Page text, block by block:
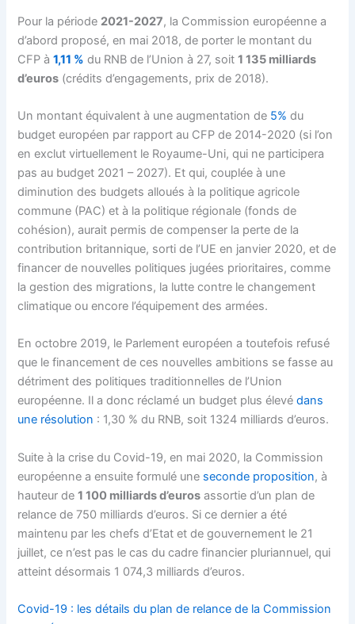
Pour la période 2021-2027, la Commission européenne a
d’abord proposé, en mai 2018, de porter le montant du
CFP à1,11 % du RNB de l’Union à 27, soit1 135 milliards
d’euros (crédits d’engagements, prix de 2018).
Un montant équivalent à une augmentation de 5% du
budget européen par rapport au CFP de 2014-2020 (si l’on
en exclut virtuellement le Royaume-Uni, qui ne participera
pas au budget 2021 – 2027). Et qui, couplée à une
diminution des budgets alloués à la politique agricole
commune (PAC) et à la politique régionale (fonds de
cohésion), aurait permis de compenser la perte de la
contribution britannique, sorti de l’UE en janvier 2020, et de
financer de nouvelles politiques jugées prioritaires, comme
la gestion des migrations, la lutte contre le changement
climatique ou encore l’équipement des armées.
En octobre 2019, le Parlement européen a toutefois refusé
que le financement de ces nouvelles ambitions se fasse au
détriment des politiques traditionnelles de l’Union
européenne. Il a donc réclamé un budget plus élevédans
une résolution : 1,30 % du RNB, soit 1324 milliards d’euros.
Suite à la crise du Covid-19, en mai 2020, la Commission
européenne a ensuite formulé une seconde proposition, à
hauteur de1 100 milliards d’euros assortie d’un plan de
relance de 750 milliards d’euros. Si ce dernier a été
maintenu par les chefs d’Etat et de gouvernement le 21
juillet, ce n’est pas le cas du cadre financier pluriannuel, qui
atteint désormais 1 074,3 milliards d’euros.
Covid-19 : les détails du plan de relance de la Commission